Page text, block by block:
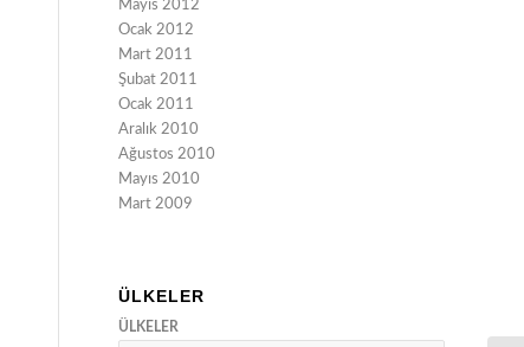
Mayıs 2012
Ocak 2012
Mart 2011
Şubat 2011
Ocak 2011
Aralık 2010
Ağustos 2010
Mayıs 2010
Mart 2009
ÜLKELER
ÜLKELER